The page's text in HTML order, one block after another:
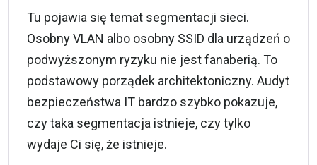
Tu pojawia się temat segmentacji sieci.
Osobny VLAN albo osobny SSID dla urządzeń o
podwyższonym ryzyku nie jest fanaberią. To
podstawowy porządek architektoniczny. Audyt
bezpieczeństwa IT bardzo szybko pokazuje,
czy taka segmentacja istnieje, czy tylko
wydaje Ci się, że istnieje.